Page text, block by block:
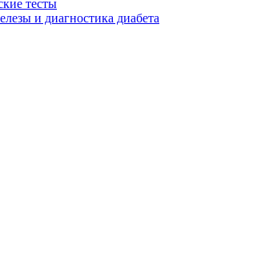
тесты
и диагностика диабета